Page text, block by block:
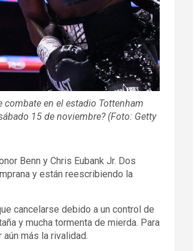
combate en el estadio Tottenham
15 de noviembre? (Foto: Getty
Benn y Chris Eubank Jr. Dos
y están reescribiendo la
cancelarse debido a un control de
y mucha tormenta de mierda. Para
más la rivalidad.